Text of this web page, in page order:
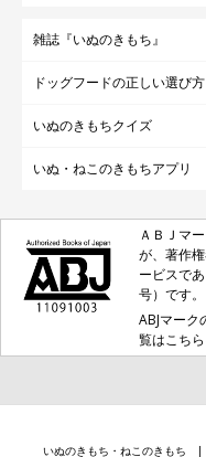
雑誌『いぬのきもち』
ドッグフードの正しい選び方
いぬのきもちクイズ
いぬ・ねこのきもちアプリ
ＡＢＪマ
が、著作
ービスで
号）です。
ABJマーク
覧はこち
いぬのきもち・ねこのきもち